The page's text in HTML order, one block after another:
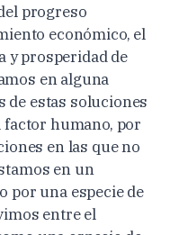
progreso
económico, el
y prosperidad de
en alguna
de estas soluciones
factor humano, por
en las que no
en un
por una especie de
entre el